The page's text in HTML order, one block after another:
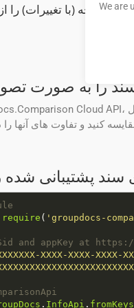
سند نتیجه (با تغییرات)
را به صورت
require ( 'groupdocs-
XXXX-XXXX-XXXX-
. InfoApi . fromKeys
We are